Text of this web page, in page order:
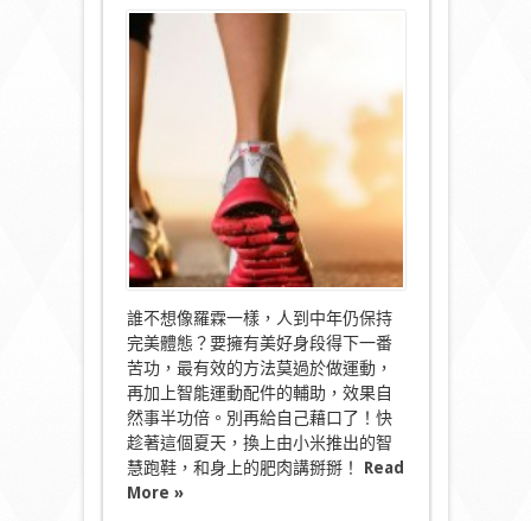
〈齊
換
上
小
米
慢
跑
鞋
跑
向
成
「魔」
之
路〉
中
誰不想像羅霖一樣，人到中年仍保持
完美體態？要擁有美好身段得下一番
苦功，最有效的方法莫過於做運動，
再加上智能運動配件的輔助，效果自
然事半功倍。別再給自己藉口了！快
趁著這個夏天，換上由小米推出的智
慧跑鞋，和身上的肥肉講掰掰！ Read
More »